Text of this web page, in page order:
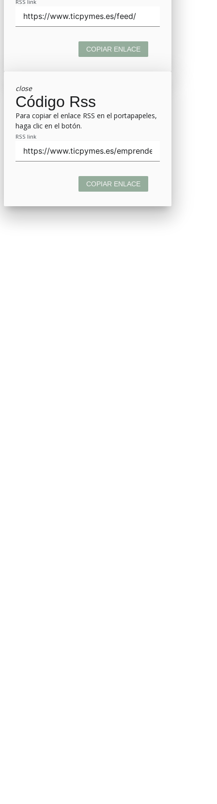
RSS link
COPIAR ENLACE
close
Código Rss
Para copiar el enlace RSS en el portapapeles,
haga clic en el botón.
RSS link
COPIAR ENLACE